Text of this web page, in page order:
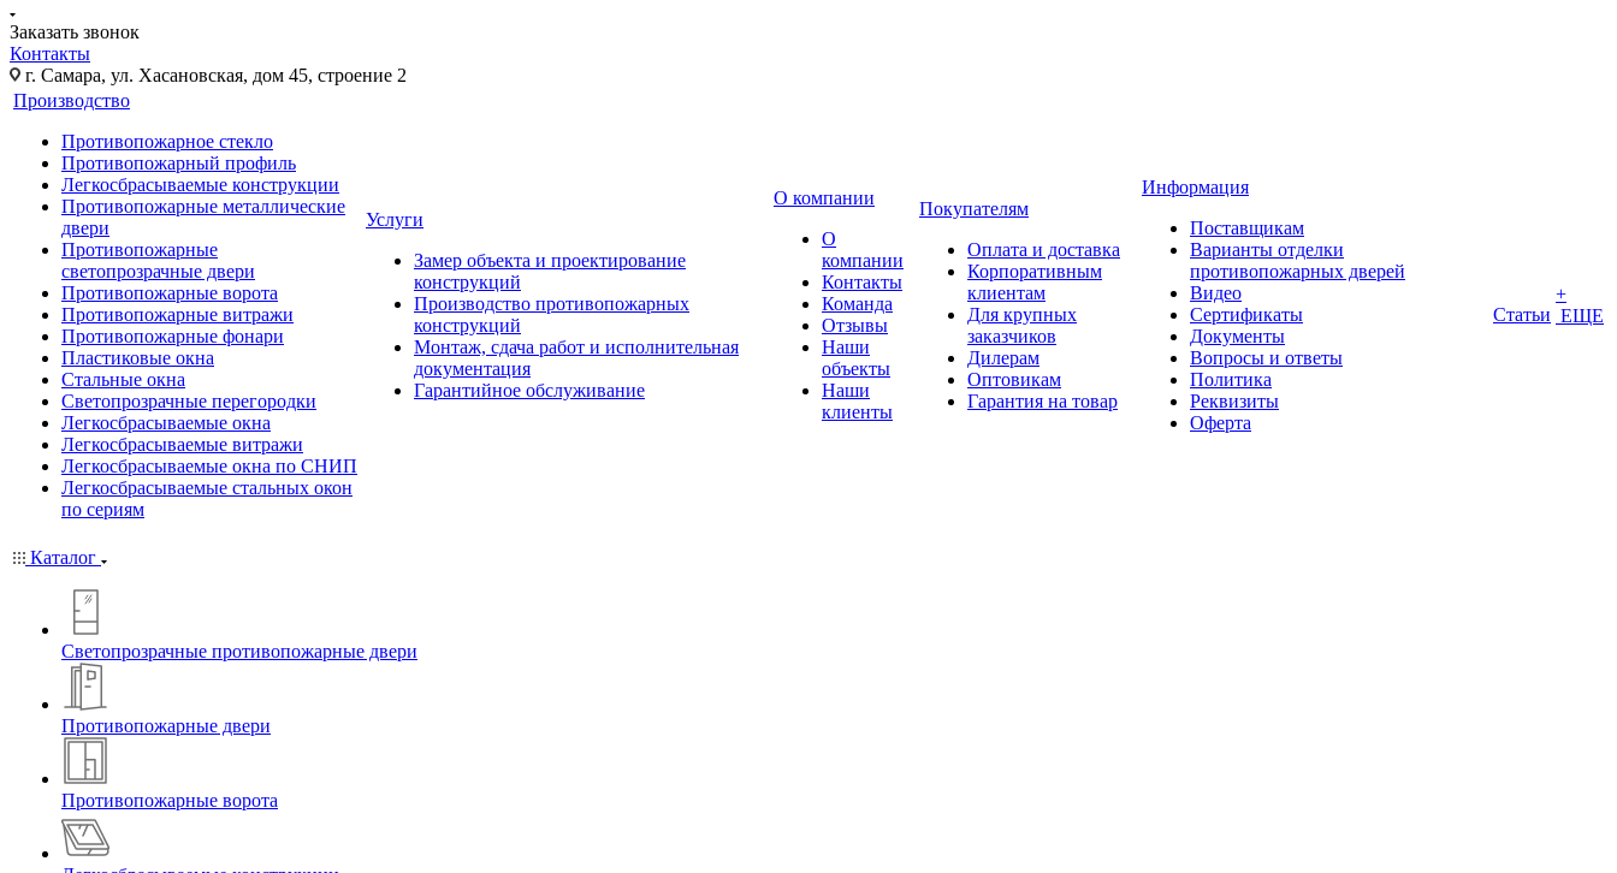
Заказать звонок
Контакты
г. Самара, ул. Хасановская, дом 45, строение 2
Производство
Противопожарное стекло
Противопожарный профиль
Легкосбрасываемые конструкции
Противопожарные металлические
двери
Противопожарные
светопрозрачные двери
Противопожарные ворота
Противопожарные витражи
Противопожарные фонари
Пластиковые окна
Стальные окна
Светопрозрачные перегородки
Легкосбрасываемые окна
Легкосбрасываемые витражи
Легкосбрасываемые окна по СНИП
Легкосбрасываемые стальных окон
по сериям
Услуги
Замер объекта и проектирование
конструкций
Производство противопожарных
конструкций
Монтаж, сдача работ и исполнительная
документация
Гарантийное обслуживание
О компании
О
компании
Контакты
Команда
Отзывы
Наши
объекты
Наши
клиенты
Покупателям
Оплата и доставка
Корпоративным
клиентам
Для крупных
заказчиков
Дилерам
Оптовикам
Гарантия на товар
Информация
Поставщикам
Варианты отделки
противопожарных дверей
Видео
Сертификаты
Документы
Вопросы и ответы
Политика
Реквизиты
Оферта
Статьи
+
ЕЩЕ
Каталог
Светопрозрачные противопожарные двери
Противопожарные двери
Противопожарные ворота